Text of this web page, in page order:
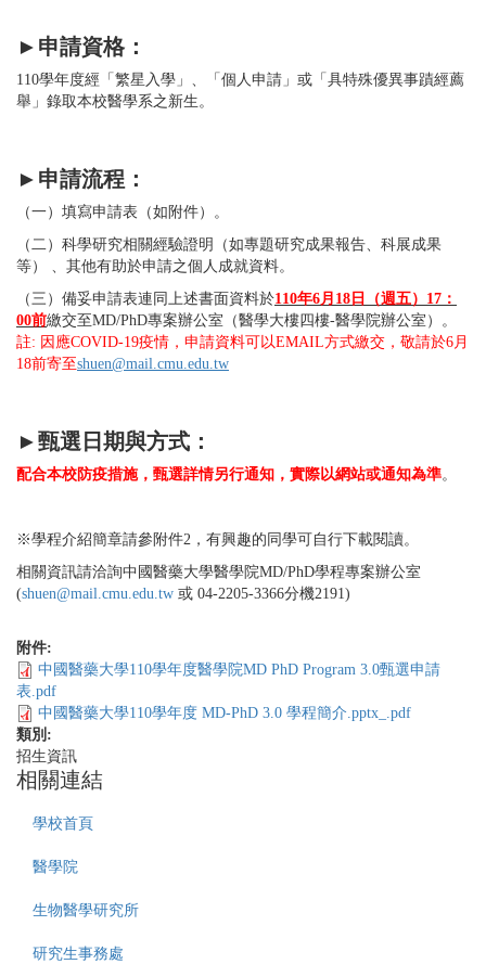
► 申請資格：
110學年度經「繁星入學」、「個人申請」或「具特殊優異事蹟經薦
舉」錄取本校醫學系之新生。
► 申請流程：
（一）填寫申請表（如附件）。
（二）科學研究相關經驗證明（如專題研究成果報告、科展成果
等） 、其他有助於申請之個人成就資料。
（三）備妥申請表連同上述書面資料於110年6月18日（週五）17：
00前繳交至MD/PhD專案辦公室（醫學大樓四樓-醫學院辦公室）。
註: 因應COVID-19疫情，申請資料可以EMAIL方式繳交，敬請於6月
18前寄至shuen@mail.cmu.edu.tw
►甄選日期與方式：
配合本校防疫措施，甄選詳情另行通知，實際以網站或通知為準。
※學程介紹簡章請參附件2，有興趣的同學可自行下載閱讀。
相關資訊請洽詢中國醫藥大學醫學院MD/PhD學程專案辦公室
(shuen@mail.cmu.edu.tw 或 04-2205-3366分機2191)
附件:
中國醫藥大學110學年度醫學院MD PhD Program 3.0甄選申請
表.pdf
中國醫藥大學110學年度 MD-PhD 3.0 學程簡介.pptx_.pdf
類別:
招生資訊
相關連結
學校首頁
醫學院
生物醫學研究所
研究生事務處